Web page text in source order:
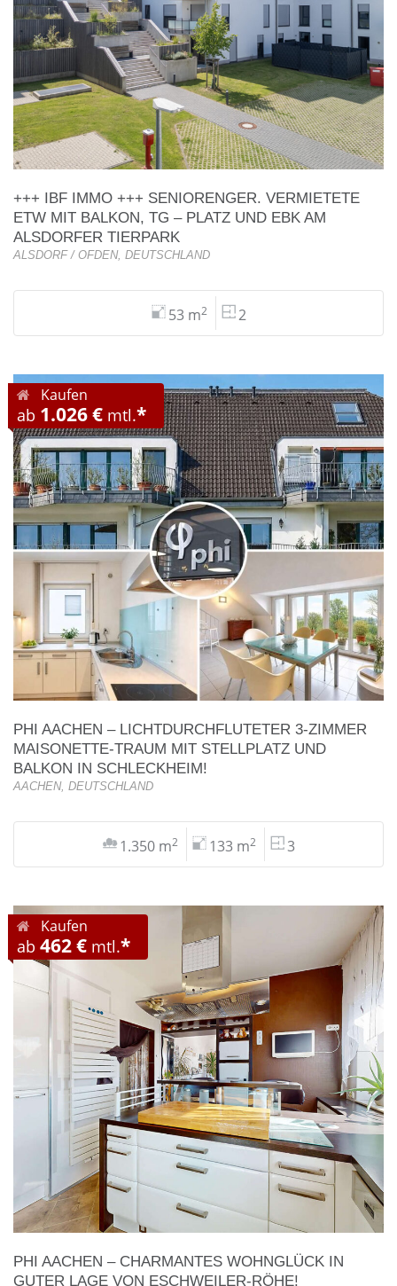
+++ IBF IMMO +++ SENIORENGER. VERMIETETE
ETW MIT BALKON, TG – PLATZ UND EBK AM
ALSDORFER TIERPARK
ALSDORF / OFDEN, DEUTSCHLAND
53 m2 2
Kaufen
ab 1.026 € mtl.*
PHI AACHEN – LICHTDURCHFLUTETER 3-ZIMMER
MAISONETTE-TRAUM MIT STELLPLATZ UND
BALKON IN SCHLECKHEIM!
AACHEN, DEUTSCHLAND
1.350 m2 133 m2 3
Kaufen
ab 462 € mtl.*
PHI AACHEN – CHARMANTES WOHNGLÜCK IN
GUTER LAGE VON ESCHWEILER-RÖHE!